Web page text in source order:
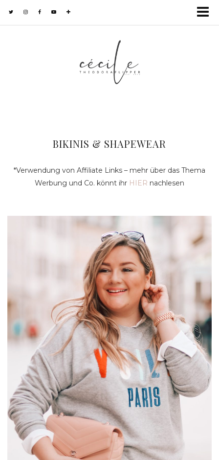
BIKINIS & SHAPEWEAR
*Verwendung von Affiliate Links – mehr über das Thema
Werbung und Co. könnt ihr HIER nachlesen